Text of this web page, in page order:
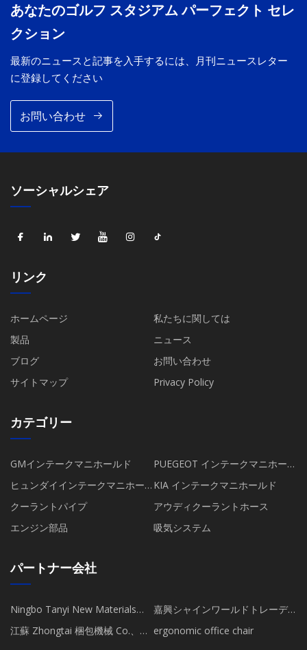
あなたのゴルフ スタジアム パーフェクト セレ
クション
最新のニュースと記事を入手するには、月刊ニュースレター
に登録してください
お問い合わせ
ソーシャルシェア
リンク
ホームページ
私たちに関しては
製品
ニュース
ブログ
お問い合わせ
サイトマップ
Privacy Policy
カテゴリー
GMインテークマニホールド
PUEGEOT インテークマニホール
ド
ヒュンダイインテークマニホー
ルド
KIA インテークマニホールド
クーラントパイプ
アウディクーラントホース
エンジン部品
吸気システム
パートナー会社
Ningbo Tanyi New Materials
Co.、Ltd.
嘉興シャインワールドトレーデ
ィング株式会社
江蘇 Zhongtai 梱包機械 Co.、
ergonomic office chair